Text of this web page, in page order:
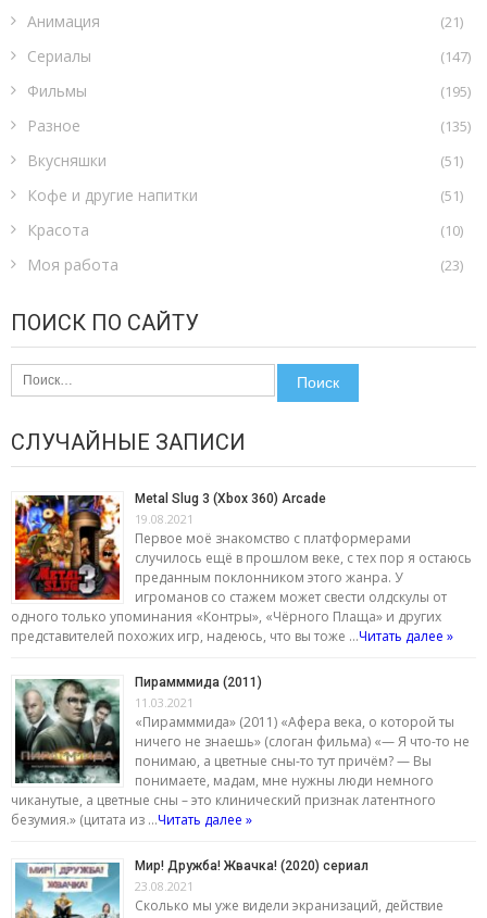
Анимация (21)
Сериалы (147)
Фильмы (195)
Разное (135)
Вкусняшки (51)
Кофе и другие напитки (51)
Красота (10)
Моя работа (23)
ПОИСК ПО САЙТУ
Найти:
СЛУЧАЙНЫЕ ЗАПИСИ
Metal Slug 3 (Xbox 360) Arcade
19.08.2021
Первое моё знакомство с платформерами
случилось ещё в прошлом веке, с тех пор я остаюсь
преданным поклонником этого жанра. У
игроманов со стажем может свести олдскулы от
одного только упоминания «Контры», «Чёрного Плаща» и других
представителей похожих игр, надеюсь, что вы тоже …Читать далее »
Пирамммида (2011)
11.03.2021
«Пирамммида» (2011) «Афера века, о которой ты
ничего не знаешь» (слоган фильма) «— Я что-то не
понимаю, а цветные сны-то тут причём? — Вы
понимаете, мадам, мне нужны люди немного
чиканутые, а цветные сны – это клинический признак латентного
безумия.» (цитата из …Читать далее »
Мир! Дружба! Жвачка! (2020) сериал
23.08.2021
Сколько мы уже видели экранизаций, действие